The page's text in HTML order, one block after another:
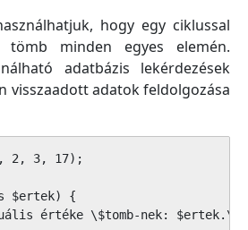
hogy egy ciklussal
tömb minden egyes elemén.
adatbázis lekérdezések
visszaadott adatok feldolgozása
2, 3, 17);
$ertek) {
értéke \$tomb-nek: